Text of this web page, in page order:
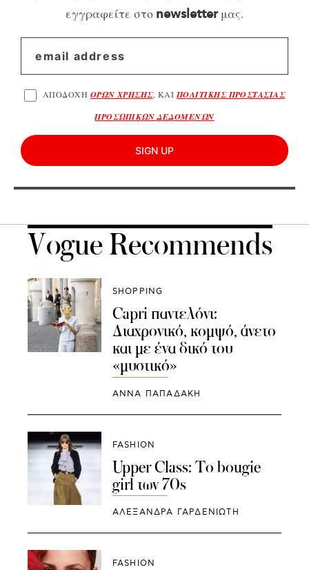
εγγραφείτε στο newsletterμας.
ΑΠΟΔΟΧΗ ΟΡΩΝ ΧΡΗΣΗΣ, ΚΑΙ ΠΟΛΙΤΙΚΗΣ ΠΡΟΣΤΑΣΙΑΣ
ΠΡΟΣΩΠΙΚΩΝ ΔΕΔΟΜΕΝΩΝ
SIGN UP
Vogue Recommends
SHOPPING
Capri παντελόνι:
Διαχρονικό, κομψό, άνετο
και με ένα δικό του
«μυστικό»
ΑΝΝΑ ΠΑΠΑΔΑΚΗ
FASHION
Upper Class: Το bougie
girl των 70s
ΑΛΕΞΑΝΔΡΑ ΓΑΡΔΕΝΙΩΤΗ
FASHION